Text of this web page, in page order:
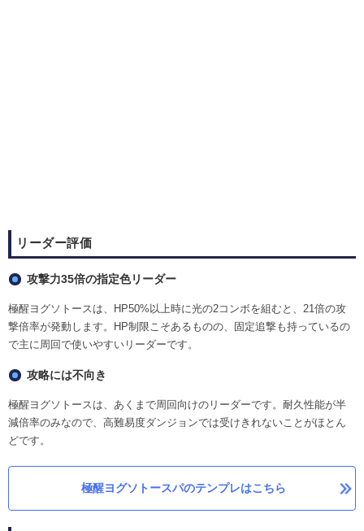
リーダー評価
攻撃力35倍の指定色リーダー
極醒ヨグソトースは、HP50%以上時に光の2コンボを組むと、21倍の攻
撃倍率が発動します。HP制限こそあるものの、固定追撃も持っているの
で主に周回で使いやすいリーダーです。
攻略には不向き
極醒ヨグソトースは、あくまで周回向けのリーダーです。耐久性能が半
減倍率のみなので、高難易度ダンジョンでは受けきれないことがほとん
どです。
極醒ヨグソトースパのテンプレはこちら